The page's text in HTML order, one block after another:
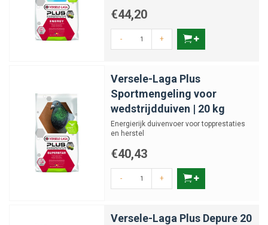
€44,20
- +
Versele-Laga Plus
Sportmengeling voor
wedstrijdduiven | 20 kg
Energierijk duivenvoer voor topprestaties
en herstel
€40,43
- +
Versele-Laga Plus Depure 20